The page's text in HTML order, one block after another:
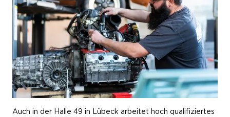
Auch in der Halle 49 in Lübeck arbeitet hoch qualifiziertes